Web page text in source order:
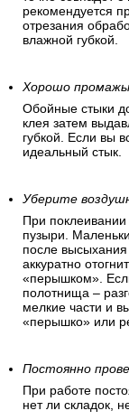
рекомендуется
отрезания
влажной губкой.
Хорошо
Обойные стыки
клея затем
губкой. Если вы
идеальный стык.
Уберите
При
пузыри.
после
аккуратно
«перышком».
полотнища –
мелкие части и
«перышко» или
Постоянно
При работе
нет ли складок,